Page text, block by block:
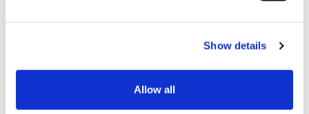
Show details
Allow all